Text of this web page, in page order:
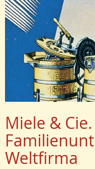
Miele &
Weltfirma